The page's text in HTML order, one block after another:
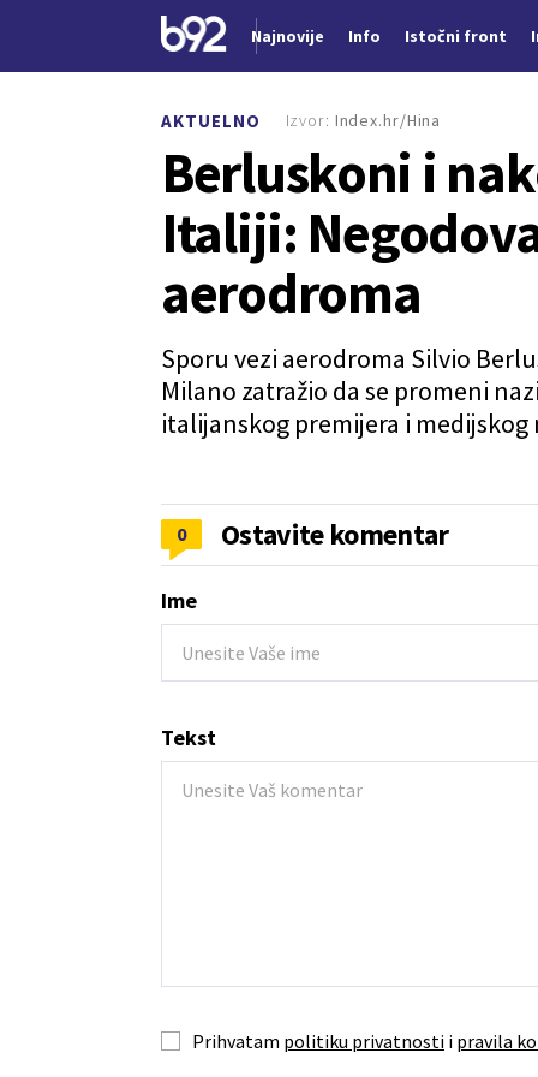
Najnovije Info Istočni front
AKTUELNO
Berluskoni i
Italiji:
aerodroma
Sporu vezi aerodroma Silvio
Milano zatražio da se promeni
italijanskog premijera i
Izvor: Index.hr/Hina
0 Ostavite komentar
Ime
Tekst
Prihvatam politiku privatnosti i pravila